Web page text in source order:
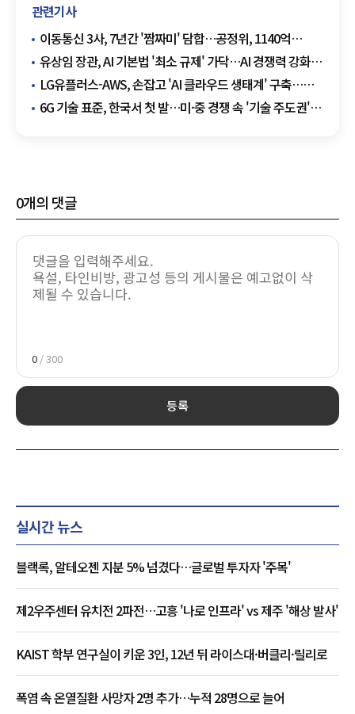
관련기사
이동통신 3사, 7년간 '짬짜미' 담합…공정위, 1140억
과징금 철퇴
유상임 장관, AI 기본법 '최소 규제' 가닥…AI 경쟁력 강화
'총력'
LG유플러스-AWS, 손잡고 'AI 클라우드 생태계' 구축…
"AX 전환 속도 높인다"
6G 기술 표준, 한국서 첫 발…미·중 경쟁 속 '기술 주도권'
0개의 댓글
0 / 300
등록
실시간 뉴스
블랙록, 알테오젠 지분 5% 넘겼다…글로벌 투자자 '주목'
제2우주센터 유치전 2파전…고흥 '나로 인프라' vs 제주 '해상 발사'
KAIST 학부 연구실이 키운 3인, 12년 뒤 라이스대·버클리·릴리로
폭염 속 온열질환 사망자 2명 추가…누적 28명으로 늘어